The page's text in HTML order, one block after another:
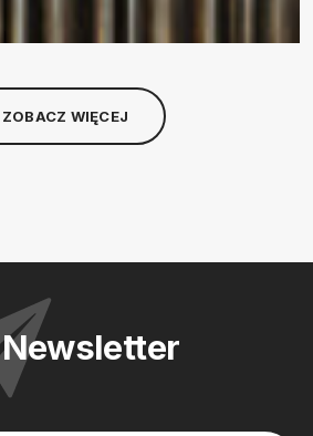
ZOBACZ WIĘCEJ
Newsletter